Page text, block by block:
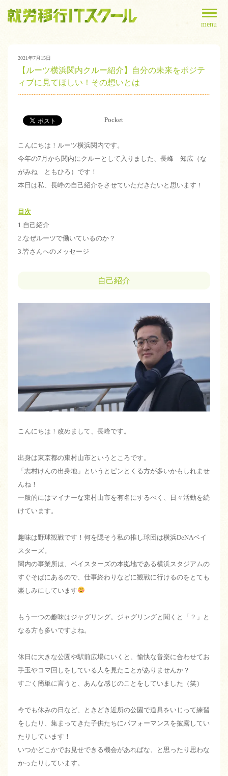
menu
2021年7月15日
【ルーツ横浜関内クルー紹介】自分の未来をポジテ
ィブに見てほしい！その想いとは
Pocket
こんにちは！ルーツ横浜関内です。
今年の7月から関内にクルーとして入りました、長峰 知広（な
がみね ともひろ）です！
本日は私、長峰の自己紹介をさせていただきたいと思います！
目次
1.自己紹介
2.なぜルーツで働いているのか？
3.皆さんへのメッセージ
自己紹介
こんにちは！改めまして、長峰です。
出身は東京都の東村山市というところです。
「志村けんの出身地」というとピンとくる方が多いかもしれませ
んね！
一般的にはマイナーな東村山市を有名にするべく、日々活動を続
けています。
趣味は野球観戦です！何を隠そう私の推し球団は横浜DeNAベイ
スターズ。
関内の事業所は、ベイスターズの本拠地である横浜スタジアムの
すぐそばにあるので、仕事終わりなどに観戦に行けるのをとても
楽しみにしています
もう一つの趣味はジャグリング。ジャグリングと聞くと「？」と
なる方も多いですよね。
休日に大きな公園や駅前広場にいくと、愉快な音楽に合わせてお
手玉やコマ回しをしている人を見たことがありませんか？
すごく簡単に言うと、あんな感じのことをしていました（笑）
今でも休みの日など、ときどき近所の公園で道具をいじって練習
をしたり、集まってきた子供たちにパフォーマンスを披露してい
たりしています！
いつかどこかでお見せできる機会があればな、と思ったり思わな
かったりしています。